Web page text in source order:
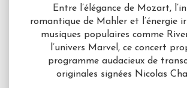
Entre l’élégance de Mozart,
romantique de Mahler et l’énergie
musiques populaires comme
l’univers Marvel, ce concert
programme audacieux de
originales signées Nicolas